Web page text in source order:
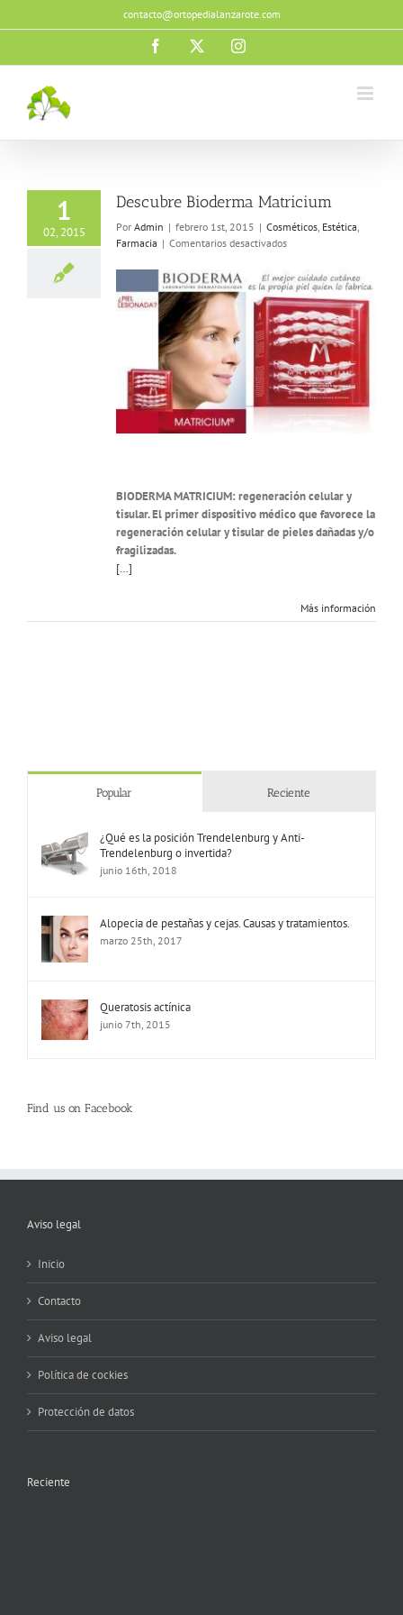
al
contacto@ortopedialanzarote.com
Facebook Instagram
1
02, 2015
Descubre Bioderma Matricium
Por Admin | febrero 1st, 2015 | Cosméticos, Estética,
Farmacia | Comentarios desactivadosen
Bioderma
Matricium
BIODERMA MATRICIUM: regeneración celular y
tisular. El primer dispositivo médico que favorece la
regeneración celular y tisular de pieles dañadas y/o
fragilizadas.
[…]
Más información
Popular Reciente
¿Qué es la posición Trendelenburg y Anti-
Trendelenburg o invertida?
junio 16th, 2018
Alopecia de pestañas y cejas. Causas y tratamientos.
marzo 25th, 2017
Queratosis actínica
junio 7th, 2015
Find us on Facebook
Aviso legal
Inicio
Contacto
Aviso legal
Política de cockies
Protección de datos
Reciente